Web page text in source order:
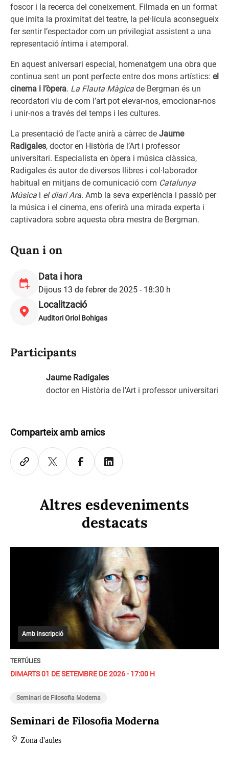
foscor i la recerca del coneixement. Filmada en un format
que imita la proximitat del teatre, la pel·lícula aconsegueix
fer sentir l’espectador com un privilegiat assistent a una
representació íntima i atemporal.
En aquest aniversari especial, homenatgem una obra que
continua sent un pont perfecte entre dos mons artístics: el
cinema i l’òpera. La Flauta Màgica de Bergman és un
recordatori viu de com l’art pot elevar-nos, emocionar-nos
i unir-nos a través del temps i les cultures.
La presentació de l’acte anirà a càrrec de Jaume
Radigales, doctor en Història de l’Art i professor
universitari. Especialista en òpera i música clàssica,
Radigales és autor de diversos llibres i col·laborador
habitual en mitjans de comunicació com Catalunya
Música i el diari Ara. Amb la seva experiència i passió per
la música i el cinema, ens oferirà una mirada experta i
captivadora sobre aquesta obra mestra de Bergman.
Quan i on
Data i hora
Dijous 13 de febrer de 2025 - 18:30 h
Localització
Auditori Oriol Bohigas
Participants
Jaume Radigales
doctor en Història de l'Art i professor universitari
Comparteix amb amics
Altres esdeveniments
destacats
Amb inscripció
TERTÚLIES
DIMARTS 01 DE SETEMBRE DE 2026 - 17:00 H
Seminari de Filosofia Moderna
Seminari de Filosofia Moderna
Zona d'aules